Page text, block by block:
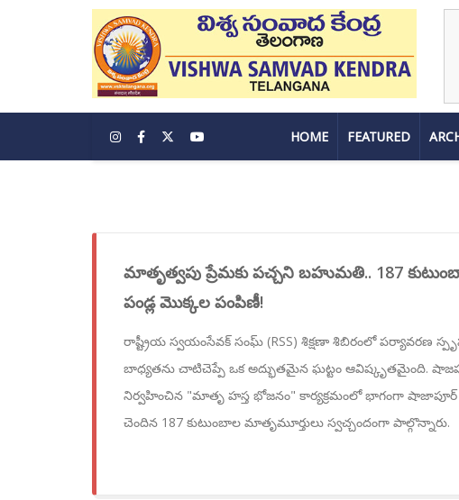
HOME FEATURED
మాతృత్వపు ప్రేమకు పచ్చని బహుమతి.. 187
పండ్ల మొక్కల పంపిణీ!
రాష్ట్రీయ స్వయంసేవక్ సంఘ్ (RSS) శిక్షణా శిబిరంలో పర్యావరణ
బాధ్యతను చాటిచెప్పే ఒక అద్భుతమైన ఘట్టం ఆవిష్కృతమైంది.
నిర్వహించిన "మాతృ హస్త భోజనం" కార్యక్రమంలో భాగంగా షాజాపూర్
చెందిన 187 కుటుంబాల మాతృమూర్తులు స్వచ్చందంగా పాల్గొన్నారు.